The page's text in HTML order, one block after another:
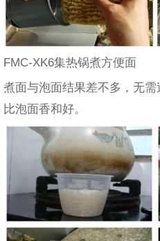
FMC-XK6集热锅煮方便面
煮面与泡面结果差不多，无
比泡面香和好。